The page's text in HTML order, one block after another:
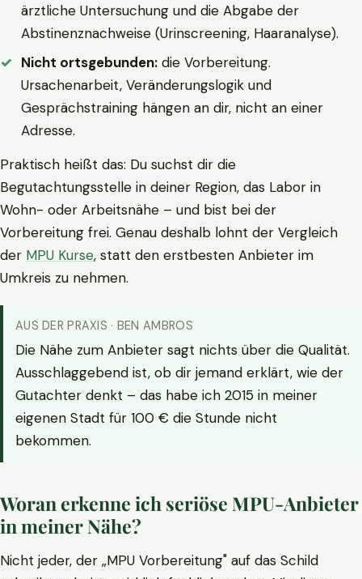
ärztliche Untersuchung und die Abgabe der
Abstinenznachweise (Urinscreening, Haaranalyse).
Nicht ortsgebunden: die Vorbereitung.
Ursachenarbeit, Veränderungslogik und
Gesprächstraining hängen an dir, nicht an einer
Adresse.
Praktisch heißt das: Du suchst dir die
Begutachtungsstelle in deiner Region, das Labor in
Wohn- oder Arbeitsnähe – und bist bei der
Vorbereitung frei. Genau deshalb lohnt der Vergleich
der MPU Kurse, statt den erstbesten Anbieter im
Umkreis zu nehmen.
AUS DER PRAXIS · BEN AMBROS
Die Nähe zum Anbieter sagt nichts über die Qualität.
Ausschlaggebend ist, ob dir jemand erklärt, wie der
Gutachter denkt – das habe ich 2015 in meiner
eigenen Stadt für 100 € die Stunde nicht
bekommen.
Woran erkenne ich seriöse MPU-Anbieter
in meiner Nähe?
Nicht jeder, der „MPU Vorbereitung" auf das Schild